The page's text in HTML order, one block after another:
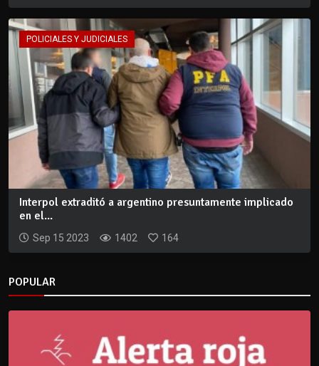
POLICIALES Y JUDICIALES
Interpol extraditó a argentino presuntamente implicado
en el...
Sep 15 2023 1402 164
POPULAR